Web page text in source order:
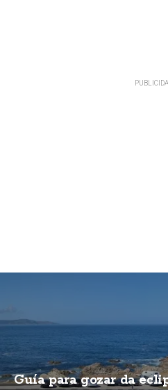
Guía para gozar da